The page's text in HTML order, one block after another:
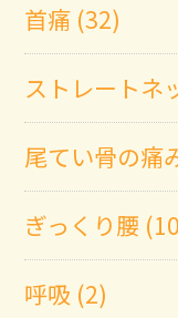
首痛 (32)
ストレートネ
尾てい骨の痛
ぎっくり腰
呼吸 (2)